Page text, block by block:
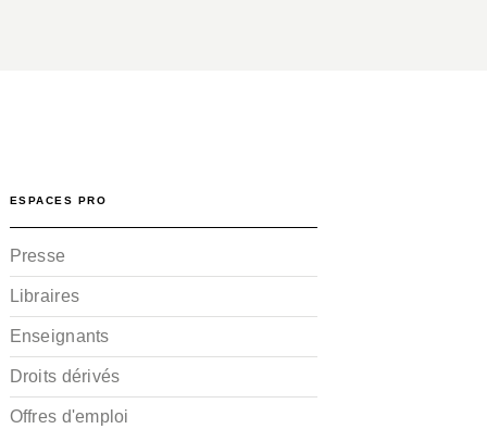
ESPACES PRO
Presse
Libraires
Enseignants
Droits dérivés
Offres d'emploi